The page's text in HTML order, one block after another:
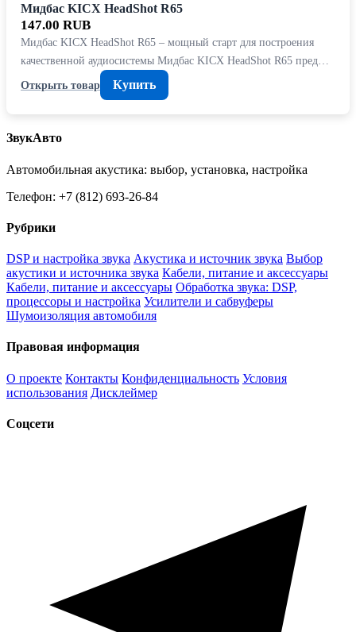
Мидбас KICX HeadShot R65
147.00 RUB
Мидбас KICX HeadShot R65 – мощный старт для построения
качественной аудиосистемы Мидбас KICX HeadShot R65 пред…
Открыть товар
Купить
ЗвукАвто
Автомобильная акустика: выбор, установка, настройка
Телефон: +7 (812) 693-26-84
Рубрики
DSP и настройка звука Акустика и источник звука Выбор
акустики и источника звука Кабели, питание и аксессуары
Кабели, питание и аксессуары Обработка звука: DSP,
процессоры и настройка Усилители и сабвуферы
Шумоизоляция автомобиля
Правовая информация
О проекте Контакты Конфиденциальность Условия
использования Дисклеймер
Соцсети